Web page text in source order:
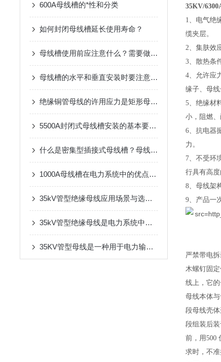
600A母线槽的*性和分类
如何封闭母线槽延长使用寿命？
母线槽使用前应注意什么？需要做哪些准备？
母线槽的水平和垂直安装时要注意的事项
绝缘铜管母线的许用应力是矩形母线的4倍
5500A封闭式母线槽安装的基本要求是什么
什么是密集型插接式母线槽？母线槽特点介绍
1000A母线槽在电力系统中的优点是什么
35kV管型绝缘母线应用场景与选型考量
35kV管型绝缘母线是电力系统中重要的输电设备
35KV管型母线是一种用于电力输送和分配的高压电缆系统
35KV/
1、电气绝
缆夹层。
2、集肤效
3、散热条
4、允许应
缘子、母
5、绝缘材
小，阻燃
6、抗电器
力。
7、不受环
行具有高
8、母线架
9、产品一
严禁带电
木螺钉固
线上，它
母线本体
段母线壳
段组装后
前，用500
求时，不